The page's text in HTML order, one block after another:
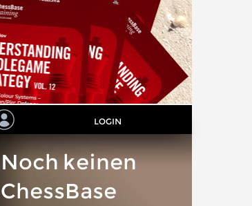
LOGIN
Noch keinen
ChessBase